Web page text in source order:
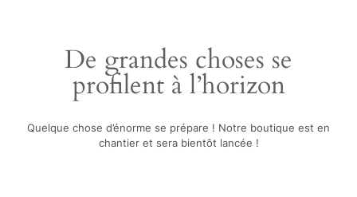
De grandes choses se
profilent à l’horizon
Quelque chose d’énorme se prépare ! Notre boutique est en
chantier et sera bientôt lancée !